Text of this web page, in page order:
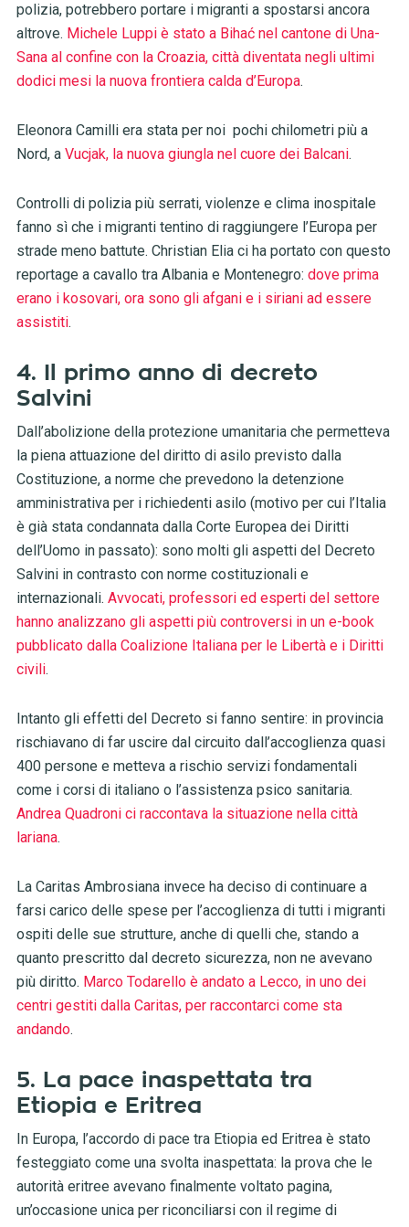
polizia, potrebbero portare i migranti a spostarsi ancora
altrove. Michele Luppi è stato a Bihać nel cantone di Una-
Sana al confine con la Croazia, città diventata negli ultimi
dodici mesi la nuova frontiera calda d’Europa.
Eleonora Camilli era stata per noi pochi chilometri più a
Nord, a Vucjak, la nuova giungla nel cuore dei Balcani.
Controlli di polizia più serrati, violenze e clima inospitale
fanno sì che i migranti tentino di raggiungere l’Europa per
strade meno battute. Christian Elia ci ha portato con questo
reportage a cavallo tra Albania e Montenegro: dove prima
erano i kosovari, ora sono gli afgani e i siriani ad essere
assistiti.
4. Il primo anno di decreto
Salvini
Dall’abolizione della protezione umanitaria che permetteva
la piena attuazione del diritto di asilo previsto dalla
Costituzione, a norme che prevedono la detenzione
amministrativa per i richiedenti asilo (motivo per cui l’Italia
è già stata condannata dalla Corte Europea dei Diritti
dell’Uomo in passato): sono molti gli aspetti del Decreto
Salvini in contrasto con norme costituzionali e
internazionali. Avvocati, professori ed esperti del settore
hanno analizzano gli aspetti più controversi in un e-book
pubblicato dalla Coalizione Italiana per le Libertà e i Diritti
civili.
Intanto gli effetti del Decreto si fanno sentire: in provincia
rischiavano di far uscire dal circuito dall’accoglienza quasi
400 persone e metteva a rischio servizi fondamentali
come i corsi di italiano o l’assistenza psico sanitaria.
Andrea Quadroni ci raccontava la situazione nella città
lariana.
La Caritas Ambrosiana invece ha deciso di continuare a
farsi carico delle spese per l’accoglienza di tutti i migranti
ospiti delle sue strutture, anche di quelli che, stando a
quanto prescritto dal decreto sicurezza, non ne avevano
più diritto. Marco Todarello è andato a Lecco, in uno dei
centri gestiti dalla Caritas, per raccontarci come sta
andando.
5. La pace inaspettata tra
Etiopia e Eritrea
In Europa, l’accordo di pace tra Etiopia ed Eritrea è stato
festeggiato come una svolta inaspettata: la prova che le
autorità eritree avevano finalmente voltato pagina,
un’occasione unica per riconciliarsi con il regime di